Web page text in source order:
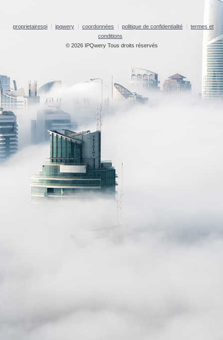
proprietairespi ipqwery coordonnées politique de confidentialité
termes et
conditions
© 2026 IPQwery Tous droits réservés